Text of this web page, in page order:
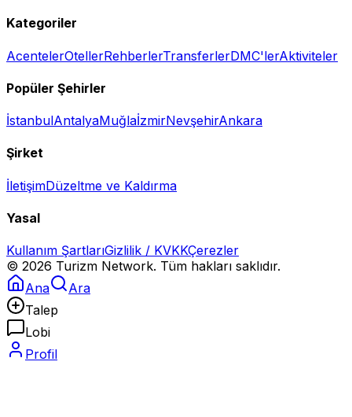
Kategoriler
AcentelerOtellerRehberlerTransferlerDMC'lerAktiviteler
Popüler Şehirler
İstanbulAntalyaMuğlaİzmirNevşehirAnkara
Şirket
İletişimDüzeltme ve Kaldırma
Yasal
Kullanım ŞartlarıGizlilik / KVKKÇerezler
© 2026 Turizm Network. Tüm hakları saklıdır.
Ana
Ara
Talep
Lobi
Profil